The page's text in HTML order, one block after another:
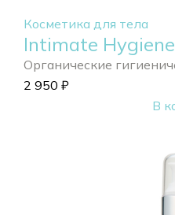
Косметика для тела
Intimate
Органические
2 950 ₽
В